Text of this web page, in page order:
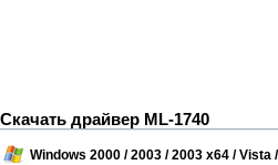
Скачать драйвер ML-1740
Windows 2000 / 2003 / 2003 x64 / Vista